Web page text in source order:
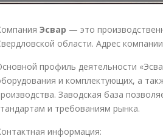
Эсвар — это
области. Адрес
профиль деятельности
и комплектующих, а
Заводская база
и требованиям рынка.
информация: